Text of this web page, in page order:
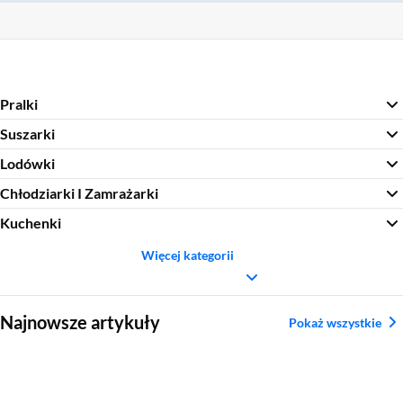
Pralki
Suszarki
Lodówki
Chłodziarki I Zamrażarki
Kuchenki
Więcej kategorii
Najnowsze artykuły Pokaż wszystkie